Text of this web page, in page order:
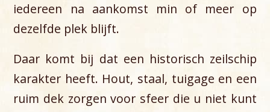
iedereen na aankomst min of meer op
dezelfde plek blijft.
Daar komt bij dat een historisch zeilschip
karakter heeft. Hout, staal, tuigage en een
ruim dek zorgen voor sfeer die u niet kunt